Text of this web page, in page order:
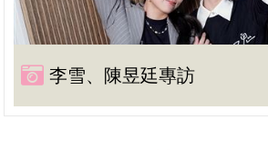
李雪、陳昱廷專訪